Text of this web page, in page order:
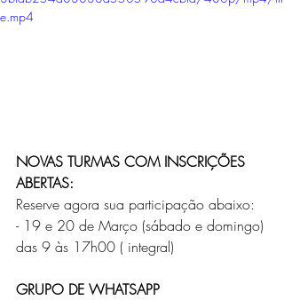
e.mp4
NOVAS TURMAS COM INSCRIÇÕES
ABERTAS:
Reserve agora sua participação abaixo:
- 19 e 20 de Março (sábado e domingo)
das 9 às 17h00 ( integral)
GRUPO DE WHATSAPP